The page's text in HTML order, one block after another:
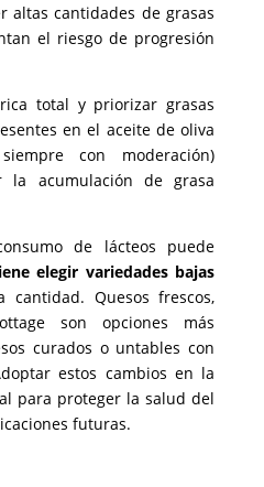
altas cantidades de grasas
el riesgo de progresión
total y priorizar grasas
en el aceite de oliva
con moderación)
la acumulación de grasa
de lácteos puede
elegir variedades bajas
cantidad. Quesos frescos,
son opciones más
curados o untables con
estos cambios en la
para proteger la salud del
futuras.